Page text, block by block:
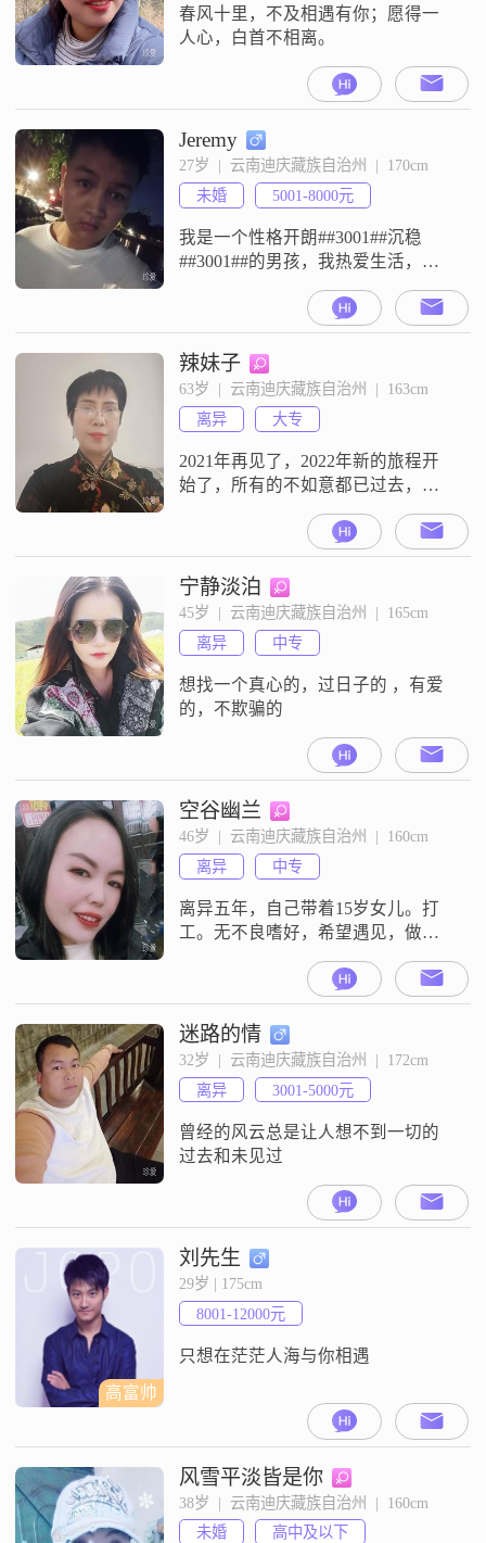
春风十里，不及相遇有你；愿得一
人心，白首不相离。
Jeremy
27岁  |  云南迪庆藏族自治州  |  170cm
未婚
5001-8000元
我是一个性格开朗##3001##沉稳
##3001##的男孩，我热爱生活，相
吃饭聊天，也喜欢安静的做些简单
的事##3002##渴望完美的人生，渴
望幸福的生活，渴望我心中的她赶
快出现!
辣妹子
63岁  |  云南迪庆藏族自治州  |  163cm
离异
大专
2021年再见了，2022年新的旅程开
始了，所有的不如意都已过去，让
的朋友在新的一年里都有新的收
获！
宁静淡泊
45岁  |  云南迪庆藏族自治州  |  165cm
离异
中专
想找一个真心的，过日子的 ，有爱
的，不欺骗的
空谷幽兰
46岁  |  云南迪庆藏族自治州  |  160cm
离异
中专
离异五年，自己带着15岁女儿。打
工。无不良嗜好，希望遇见，做事
迷路的情
32岁  |  云南迪庆藏族自治州  |  172cm
离异
3001-5000元
曾经的风云总是让人想不到一切的
过去和未见过
高富帅
刘先生
29岁 | 175cm
8001-12000元
只想在茫茫人海与你相遇
风雪平淡皆是你
38岁  |  云南迪庆藏族自治州  |  160cm
未婚
高中及以下